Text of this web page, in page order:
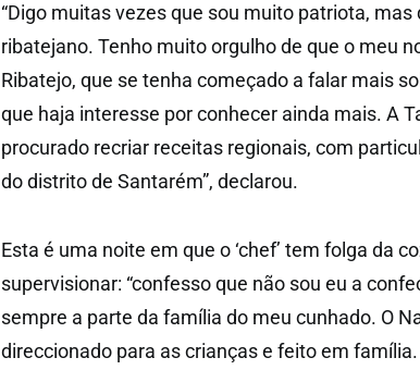
“Digo muitas vezes que sou muito patriota,
ribatejano. Tenho muito orgulho de que o meu
Ribatejo, que se tenha começado a falar mais
que haja interesse por conhecer ainda mais. A
procurado recriar receitas regionais, com
do distrito de Santarém”, declarou.
Esta é uma noite em que o ‘chef’ tem folga da
supervisionar: “confesso que não sou eu a
sempre a parte da família do meu cunhado. O
direccionado para as crianças e feito em